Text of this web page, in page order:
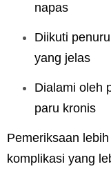
napas
Diikuti
yang jelas
Dialami oleh
paru kronis
Pemeriksaan
komplikasi yang